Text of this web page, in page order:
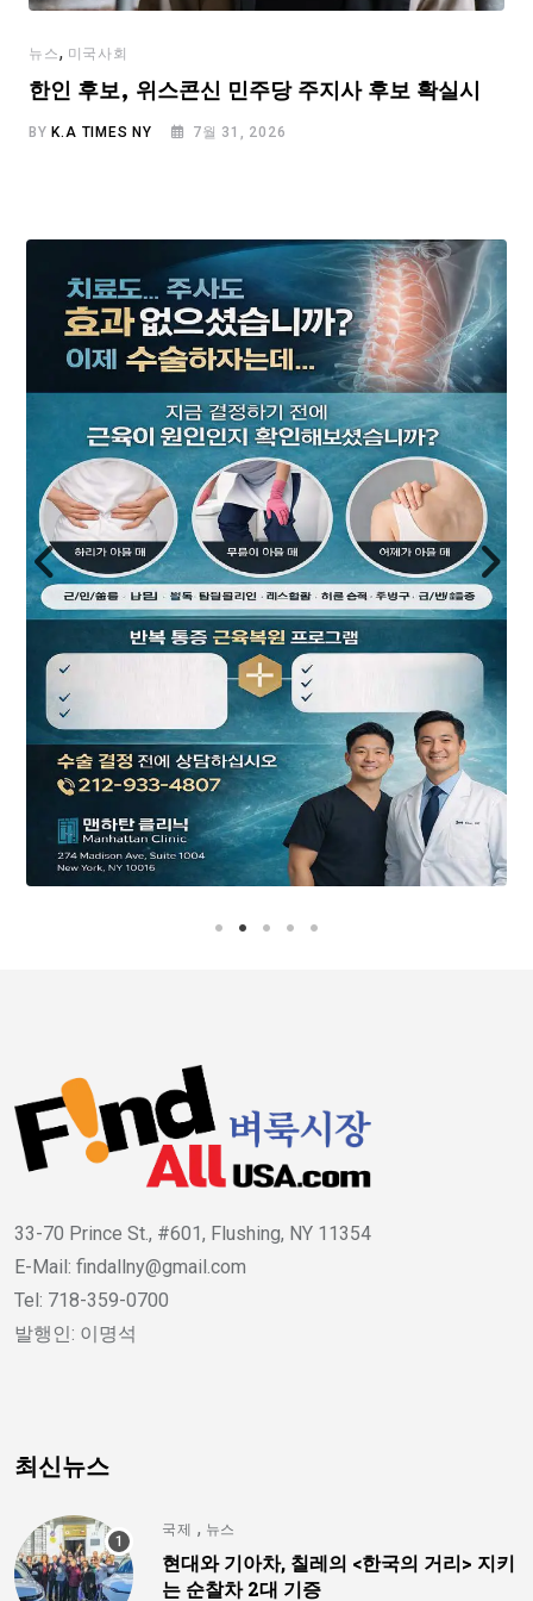
뉴스, 미국사회
한인 후보, 위스콘신 민주당 주지사 후보 확실시
BY K.A TIMES NY 7월 31, 2026
33-70 Prince St., #601, Flushing, NY 11354
E-Mail: findallny@gmail.com
Tel: 718-359-0700
발행인: 이명석
최신뉴스
국제 , 뉴스
현대와 기아차, 칠레의 <한국의 거리> 지키
는 순찰차 2대 기증